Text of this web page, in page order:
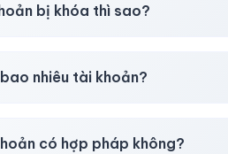
bị khóa thì sao?
nhiêu tài khoản?
có hợp pháp không?